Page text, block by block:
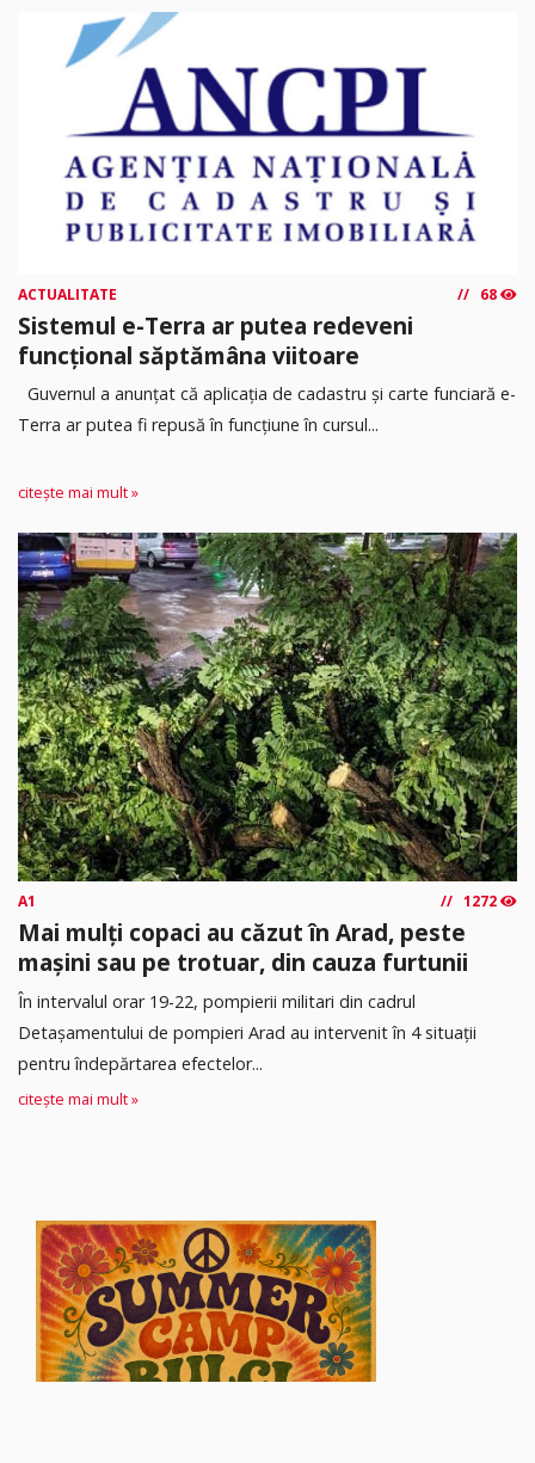
ACTUALITATE 68
Sistemul e-Terra ar putea redeveni
funcțional săptămâna viitoare
Guvernul a anunțat că aplicația de cadastru și carte funciară e-
Terra ar putea fi repusă în funcțiune în cursul...
citește mai mult »
A1 1272
Mai mulți copaci au căzut în Arad, peste
mașini sau pe trotuar, din cauza furtunii
În intervalul orar 19-22, pompierii militari din cadrul
Detașamentului de pompieri Arad au intervenit în 4 situații
pentru îndepărtarea efectelor...
citește mai mult »